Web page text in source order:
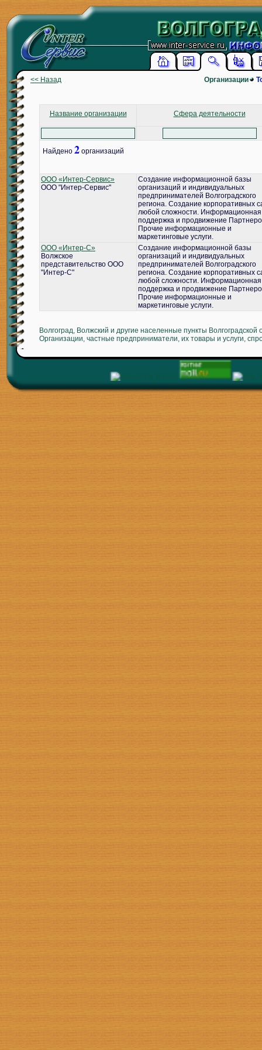
<< Назад Организации
Название организации Сфера деятельности
Найдено 2 организаций
ООО «Интер-Сервис»
ООО "Интер-Сервис"
Создание информационной базы
организаций и индивидуальных
предпринимателей Волгоградского
региона. Создание корпоративных
любой сложности. Информационная
поддержка и продвижение
Прочие информационные и
маркетинговые услуги.
ООО «Интер-С»
Волжское
представительство ООО
"Интер-С"
Создание информационной базы
организаций и индивидуальных
предпринимателей Волгоградского
региона. Создание корпоративных
любой сложности. Информационная
поддержка и продвижение
Прочие информационные и
маркетинговые услуги.
Волгоград, Волжский и другие населенные пункты Волгоградской
Организации, частные предприниматели, их товары и услуги,